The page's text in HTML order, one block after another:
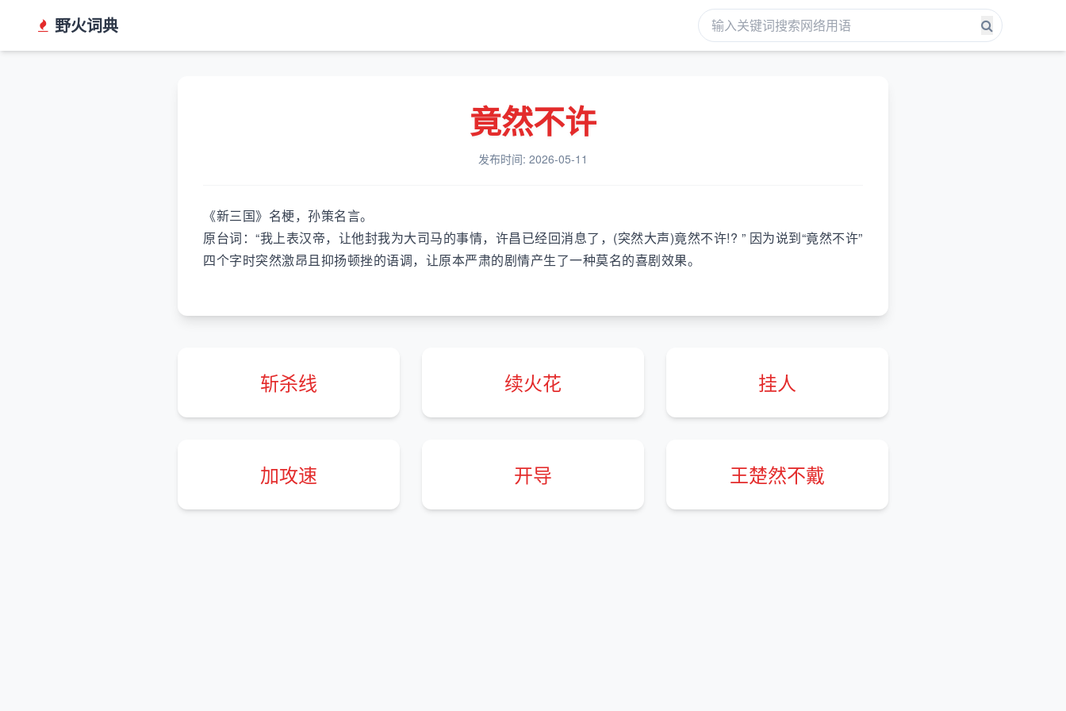
野火词典
竟然不许
发布时间: 2026-05-11
《新三国》名梗，孙策名言。
原台词：“我上表汉帝，让他封我为大司马的事情，许昌已经回消息了，(突然大声)竟然不许!? ” 因为说到“竟然不许”
四个字时突然激昂且抑扬顿挫的语调，让原本严肃的剧情产生了一种莫名的喜剧效果。
斩杀线 续火花 挂人
加攻速 开导 王楚然不戴